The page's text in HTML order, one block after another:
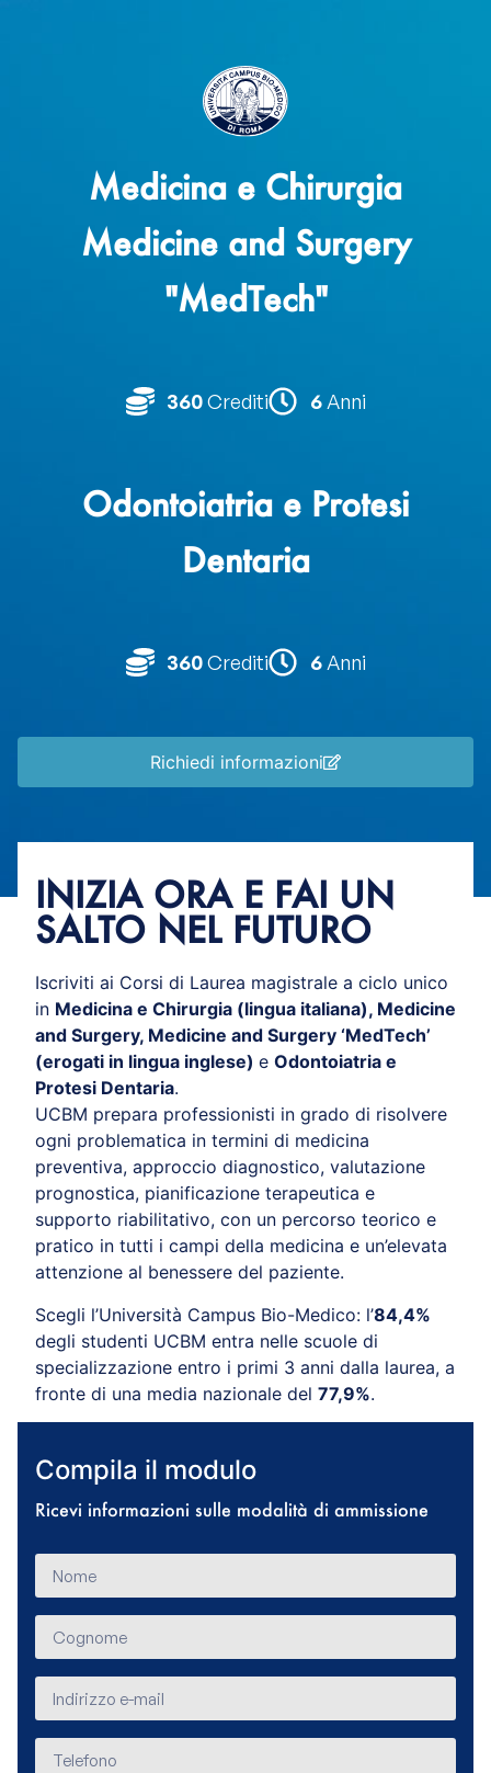
Medicina e Chirurgia
Medicine and Surgery
"MedTech"
360Crediti 6Anni
Odontoiatria e Protesi
Dentaria
360Crediti 6Anni
Richiedi informazioni
INIZIA ORA E FAI UN
SALTO NEL FUTURO
Iscriviti ai Corsi di Laurea magistrale a ciclo unico
in Medicina e Chirurgia (lingua italiana), Medicine
and Surgery, Medicine and Surgery ‘MedTech’
(erogati in lingua inglese) e Odontoiatria e
Protesi Dentaria.
UCBM prepara professionisti in grado di risolvere
ogni problematica in termini di medicina
preventiva, approccio diagnostico, valutazione
prognostica, pianificazione terapeutica e
supporto riabilitativo, con un percorso teorico e
pratico in tutti i campi della medicina e un’elevata
attenzione al benessere del paziente.
Scegli l’Università Campus Bio-Medico: l’84,4%
degli studenti UCBM entra nelle scuole di
specializzazione entro i primi 3 anni dalla laurea, a
fronte di una media nazionale del 77,9%.
Compila il modulo
Ricevi informazioni sulle modalità di ammissione